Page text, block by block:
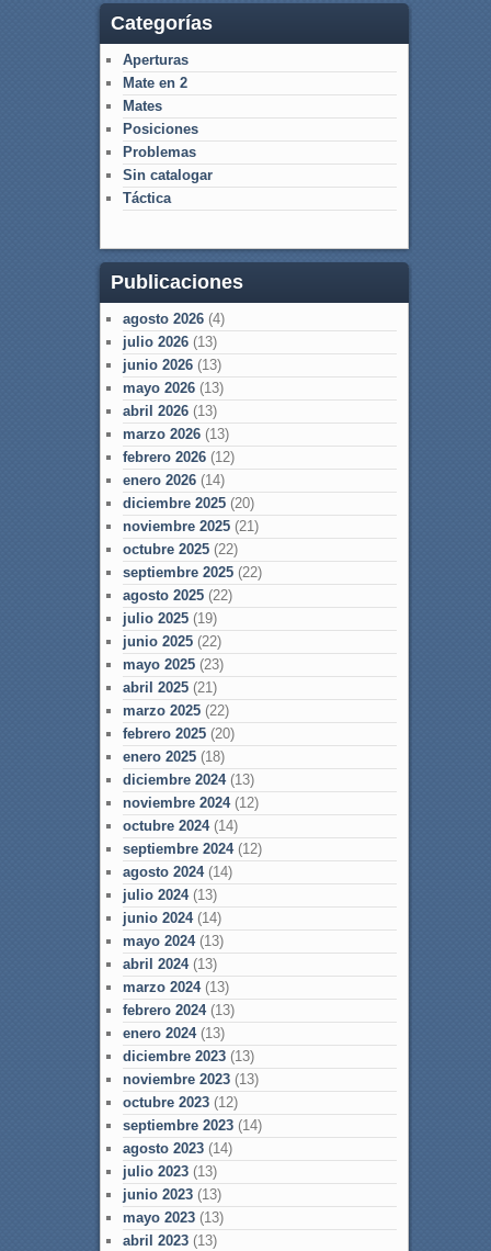
Categorías
Aperturas
Mate en 2
Mates
Posiciones
Problemas
Sin catalogar
Táctica
Publicaciones
agosto 2026(4)
julio 2026(13)
junio 2026(13)
mayo 2026(13)
abril 2026(13)
marzo 2026(13)
febrero 2026(12)
enero 2026(14)
diciembre 2025(20)
noviembre 2025(21)
octubre 2025(22)
septiembre 2025(22)
agosto 2025(22)
julio 2025(19)
junio 2025(22)
mayo 2025(23)
abril 2025(21)
marzo 2025(22)
febrero 2025(20)
enero 2025(18)
diciembre 2024(13)
noviembre 2024(12)
octubre 2024(14)
septiembre 2024(12)
agosto 2024(14)
julio 2024(13)
junio 2024(14)
mayo 2024(13)
abril 2024(13)
marzo 2024(13)
febrero 2024(13)
enero 2024(13)
diciembre 2023(13)
noviembre 2023(13)
octubre 2023(12)
septiembre 2023(14)
agosto 2023(14)
julio 2023(13)
junio 2023(13)
mayo 2023(13)
abril 2023(13)